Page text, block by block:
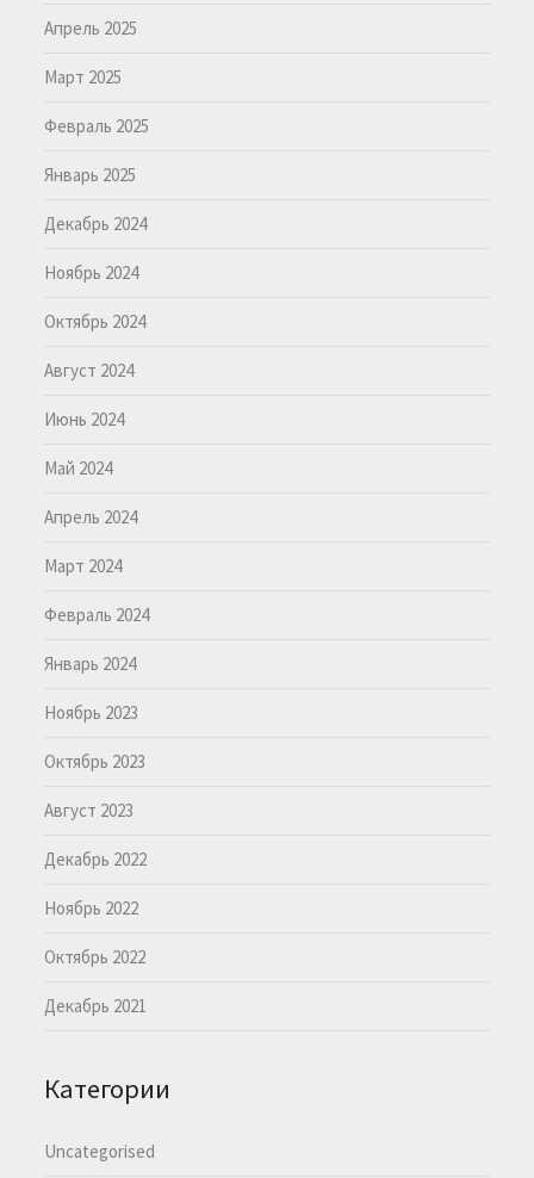
Апрель 2025
Март 2025
Февраль 2025
Январь 2025
Декабрь 2024
Ноябрь 2024
Октябрь 2024
Август 2024
Июнь 2024
Май 2024
Апрель 2024
Март 2024
Февраль 2024
Январь 2024
Ноябрь 2023
Октябрь 2023
Август 2023
Декабрь 2022
Ноябрь 2022
Октябрь 2022
Декабрь 2021
Категории
Uncategorised